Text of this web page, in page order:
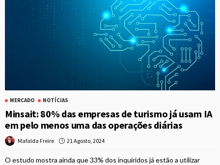
MERCADO NOTÍCIAS
Minsait: 80% das empresas de turismo já usam IA
em pelo menos uma das operações diárias
Mafalda Freire 21 Agosto, 2024
O estudo mostra ainda que 33% dos inquiridos já estão a utilizar